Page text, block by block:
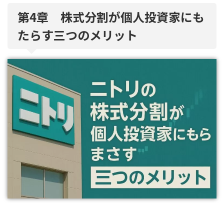
第4章 株式分割が個人投資家にも
たらす三つのメリット